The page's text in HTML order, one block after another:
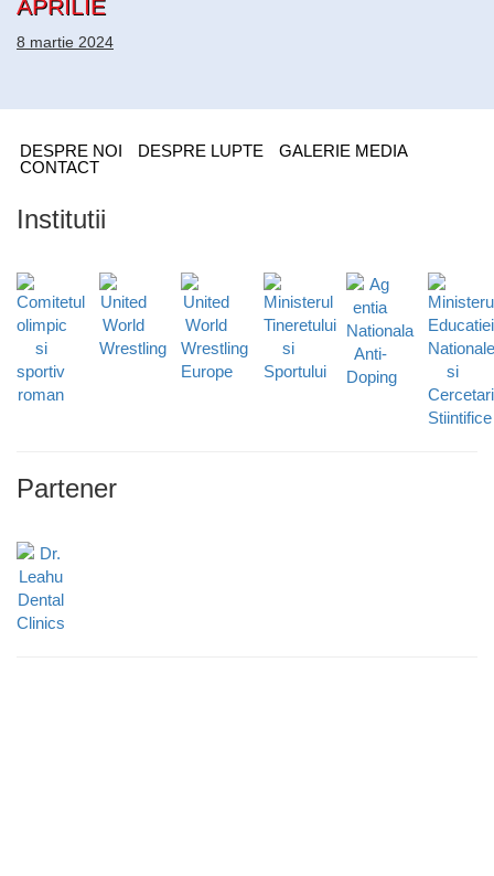
APRILIE
8 martie 2024
DESPRE NOI DESPRE LUPTE
GALERIE MEDIA
CONTACT
Institutii
Partener